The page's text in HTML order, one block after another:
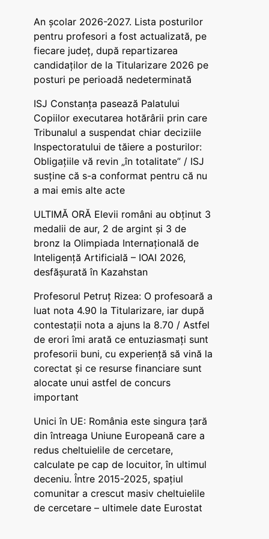
An școlar 2026-2027. Lista posturilor
pentru profesori a fost actualizată, pe
fiecare județ, după repartizarea
candidaților de la Titularizare 2026 pe
posturi pe perioadă nedeterminată
ISJ Constanța pasează Palatului
Copiilor executarea hotărârii prin care
Tribunalul a suspendat chiar deciziile
Inspectoratului de tăiere a posturilor:
Obligațiile vă revin „în totalitate” / ISJ
susține că s-a conformat pentru că nu
a mai emis alte acte
ULTIMĂ ORĂ Elevii români au obținut 3
medalii de aur, 2 de argint și 3 de
bronz la Olimpiada Internațională de
Inteligență Artificială – IOAI 2026,
desfășurată în Kazahstan
Profesorul Petruț Rizea: O profesoară a
luat nota 4.90 la Titularizare, iar după
contestații nota a ajuns la 8.70 / Astfel
de erori îmi arată ce entuziasmați sunt
profesorii buni, cu experiență să vină la
corectat și ce resurse financiare sunt
alocate unui astfel de concurs
important
Unici în UE: România este singura țară
din întreaga Uniune Europeană care a
redus cheltuielile de cercetare,
calculate pe cap de locuitor, în ultimul
deceniu. Între 2015-2025, spațiul
comunitar a crescut masiv cheltuielile
de cercetare – ultimele date Eurostat